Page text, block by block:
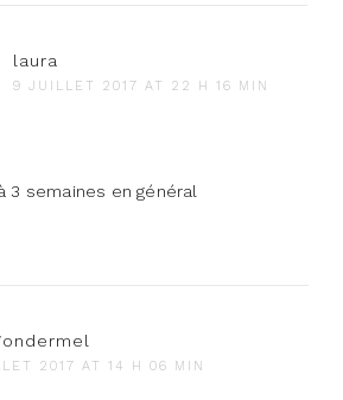
laura
9 JUILLET 2017 AT 22 H 16 MIN
3 semaines en général
2017 AT 14 H 06 MIN